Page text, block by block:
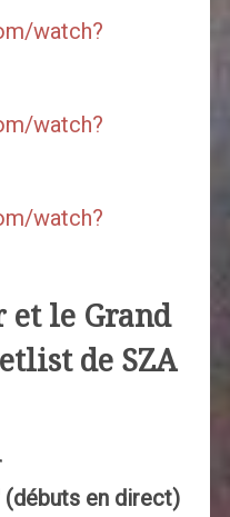
watch?
watch?
watch?
et le Grand
de SZA
en direct)